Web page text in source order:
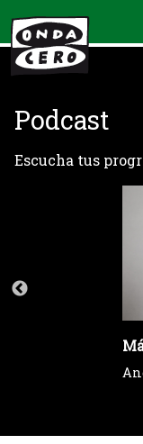
Podcast
Escucha tus